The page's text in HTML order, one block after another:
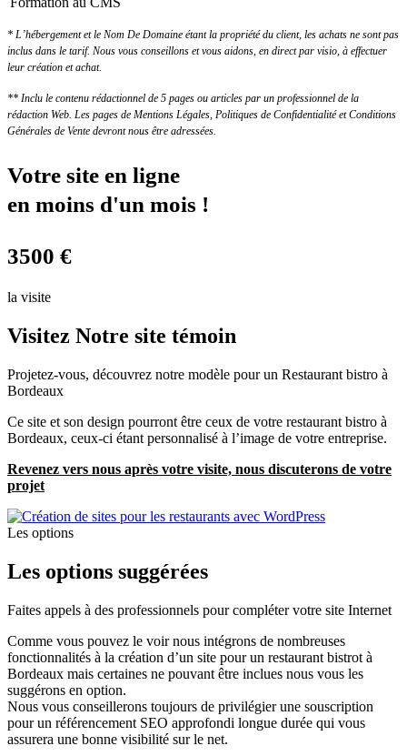
* L’hébergement et le Nom De Domaine étant la propriété du client, les achats ne sont pas
inclus dans le tarif. Nous vous conseillons et vous aidons, en direct par visio, à effectuer
leur création et achat.
** Inclu le contenu rédactionnel de 5 pages ou articles par un professionnel de la
rédaction Web. Les pages de Mentions Légales, Politiques de Confidentialité et Conditions
Générales de Vente devront nous être adressées.
Votre site en ligne
en moins d'un mois !
3500 €
la visite
Visitez Notre site témoin
Projetez-vous, découvrez notre modèle pour un Restaurant bistro à
Bordeaux
Ce site et son design pourront être ceux de votre restaurant bistro à
Bordeaux, ceux-ci étant personnalisé à l’image de votre entreprise.
Revenez vers nous après votre visite, nous discuterons de votre
projet
Les options
Les options suggérées
Faites appels à des professionnels pour compléter votre site Internet
Comme vous pouvez le voir nous intégrons de nombreuses
fonctionnalités à la création d’un site pour un restaurant bistrot à
Bordeaux mais certaines ne pouvant être inclues nous vous les
suggérons en option.
Nous vous conseillerons toujours de privilégier une souscription
pour un référencement SEO approfondi longue durée qui vous
assurera une bonne visibilité sur le net.